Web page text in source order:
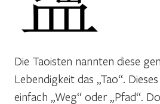
Die Taoisten nannten diese
Lebendigkeit das „Tao“.
einfach „Weg“ oder „Pfad“.